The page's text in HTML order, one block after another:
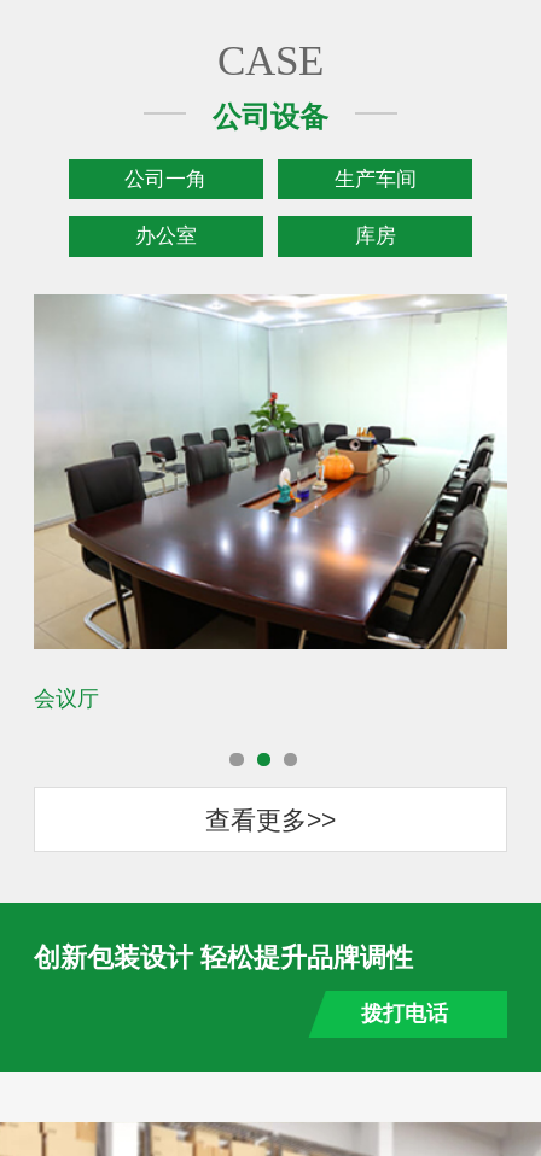
CASE
公司设备
公司一角 生产车间
办公室 库房
会议厅
查看更多>>
创新包装设计 轻松提升品牌调性
拨打电话